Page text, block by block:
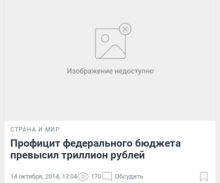
СТРАНА И МИР
Профицит федерального бюджета
превысил триллион рублей
14 октября, 2014, 13:04 170 Обсудить